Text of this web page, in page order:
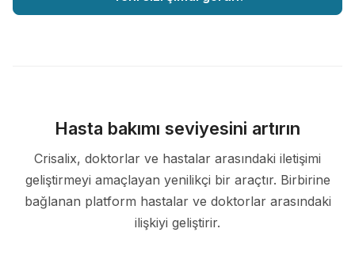
Hasta bakımı seviyesini artırın
Crisalix, doktorlar ve hastalar arasındaki iletişimi
geliştirmeyi amaçlayan yenilikçi bir araçtır. Birbirine
bağlanan platform hastalar ve doktorlar arasındaki
ilişkiyi geliştirir.